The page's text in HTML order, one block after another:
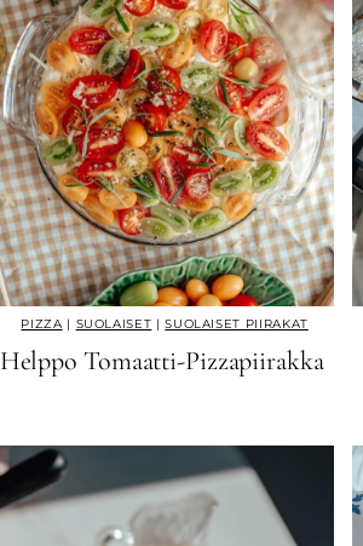
PIZZA | SUOLAISET |SUOLAISET PIIRAKAT
Helppo Tomaatti-Pizzapiirakka